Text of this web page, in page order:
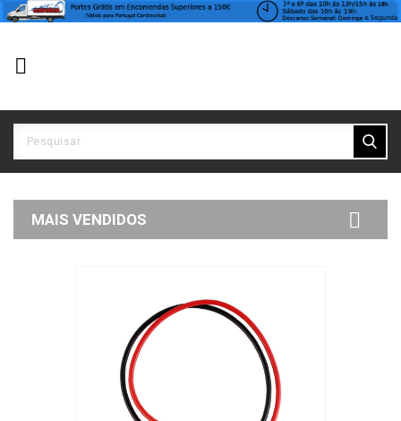

MAIS VENDIDOS 